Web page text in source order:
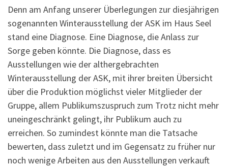
Denn am Anfang unserer Überlegungen zur diesjährigen
sogenannten Winterausstellung der ASK im Haus Seel
stand eine Diagnose. Eine Diagnose, die Anlass zur
Sorge geben könnte. Die Diagnose, dass es
Ausstellungen wie der althergebrachten
Winterausstellung der ASK, mit ihrer breiten Übersicht
über die Produktion möglichst vieler Mitglieder der
Gruppe, allem Publikumszuspruch zum Trotz nicht mehr
uneingeschränkt gelingt, ihr Publikum auch zu
erreichen. So zumindest könnte man die Tatsache
bewerten, dass zuletzt und im Gegensatz zu früher nur
noch wenige Arbeiten aus den Ausstellungen verkauft